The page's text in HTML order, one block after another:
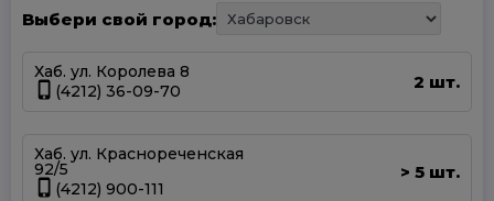
Выбери свой город:
Хаб. ул. Королева 8
(4212) 36-09-70
2 шт.
Хаб. ул. Краснореченская
92/5
(4212) 900-111
> 5 шт.